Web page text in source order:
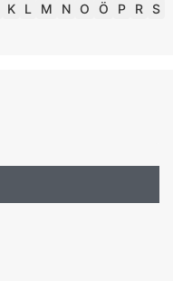
K L M N O Ö P R S